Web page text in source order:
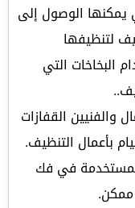
يمكنها الوصول إلى
لتنظيفها
البخاخات التي
القفازات
بأعمال التنظيف.
المستخدمة في فك